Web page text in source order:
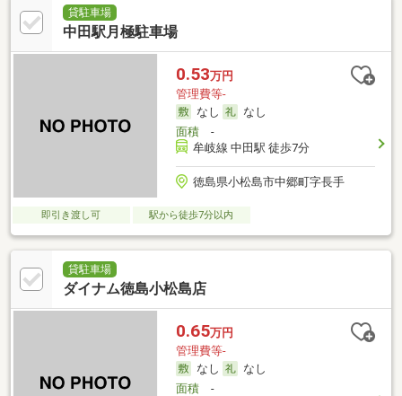
貸駐車場
中田駅月極駐車場
0.53万円
管理費等-
なし
なし
面積-
牟岐線 中田駅 徒歩7分
徳島県小松島市中郷町字長手
即引き渡し可 駅から徒歩7分以内
貸駐車場
ダイナム徳島小松島店
0.65万円
管理費等-
なし
なし
面積-